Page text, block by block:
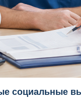
социальные